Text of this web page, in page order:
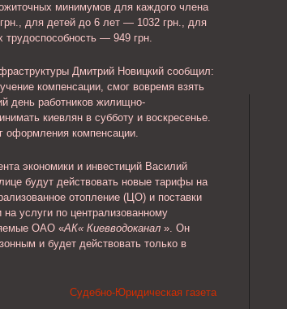
минимумов для каждого члена
для детей до 6 лет — 1032 грн., для
— 949 грн.
Дмитрий Новицкий сообщил:
компенсации, смог вовремя взять
день работников жилищно-
киевлян в субботу и воскресенье.
оформления компенсации.
экономики и инвестиций Василий
будут действовать новые тарифы на
отопление (ЦО) и поставки
на услуги по централизованному
ОАО «АК« Киевводоканал ». Он
и будет действовать только в
Судебно-Юридическая газета